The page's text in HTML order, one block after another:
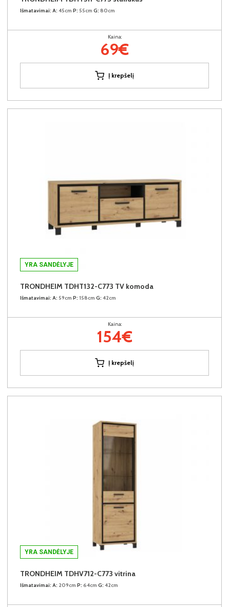
Išmatavimai: A: 45cm P: 55cm G: 80cm
Kaina:
69€
Į krepšelį
YRA SANDĖLYJE
TRONDHEIM TDHT132-C773 TV komoda
Išmatavimai: A: 59cm P: 158cm G: 42cm
Kaina:
154€
Į krepšelį
YRA SANDĖLYJE
TRONDHEIM TDHV712-C773 vitrina
Išmatavimai: A: 209cm P: 64cm G: 42cm